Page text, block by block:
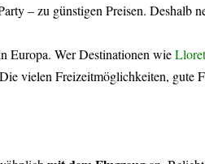
– zu günstigen Preisen. Deshalb
Europa. Wer Destinationen wie
Die vielen Freizeitmöglichkeiten, gute